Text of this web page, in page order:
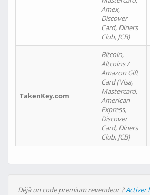
Amex,
Discover
Card, Diners
Club, JCB)
TakenKey.com
Bitcoin,
Altcoins /
Amazon Gift
Card (Visa,
Mastercard,
American
Express,
Discover
Card, Diners
Club, JCB)
Déjà un code premium revendeur ?Activer